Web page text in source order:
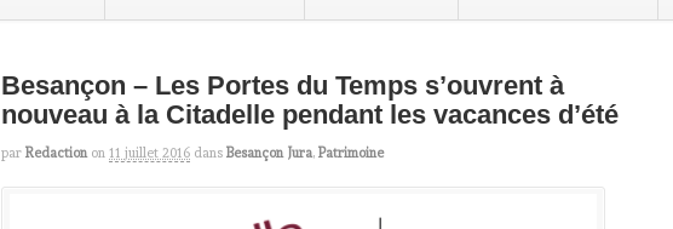
Besançon – Les Portes du Temps s’ouvrent à
nouveau à la Citadelle pendant les vacances d’été
par Redaction on 11 juillet 2016 dans Besançon Jura,Patrimoine